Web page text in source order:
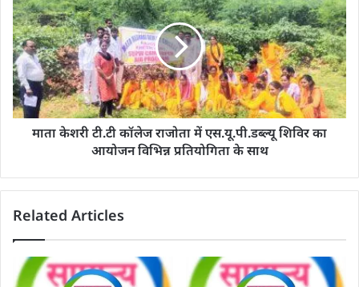
माता केशरी टी.टी कॉलेज राजोता में एस.यू.पी.डब्ल्यू शिविर का
आयोजन विभिन्न प्रतियोगिता के साथ
Related Articles